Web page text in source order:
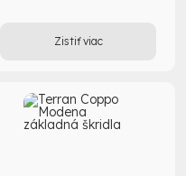
Zistiť viac